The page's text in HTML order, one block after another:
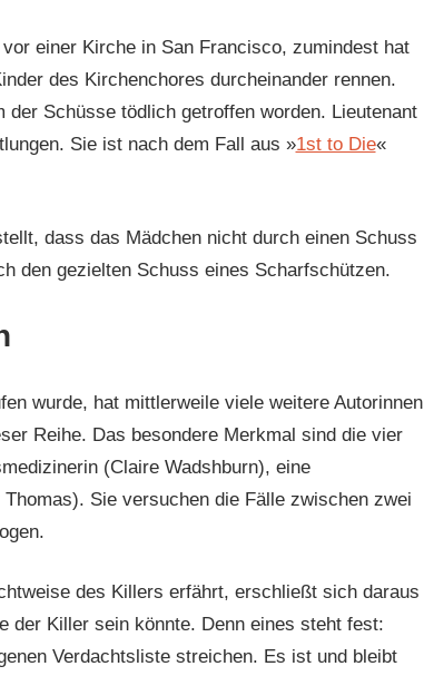
einer Kirche in San Francisco, zumindest hat
des Kirchenchores durcheinander rennen.
Schüsse tödlich getroffen worden. Lieutenant
Sie ist nach dem Fall aus »1st to Die«
dass das Mädchen nicht durch einen Schuss
den gezielten Schuss eines Scharfschützen.
wurde, hat mittlerweile viele weitere Autorinnen
Reihe. Das besondere Merkmal sind die vier
(Claire Wadshburn), eine
Sie versuchen die Fälle zwischen zwei
des Killers erfährt, erschließt sich daraus
der Killer sein könnte. Denn eines steht fest:
Verdachtsliste streichen. Es ist und bleibt